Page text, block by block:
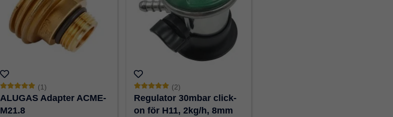
(1)
ALUGAS Adapter ACME-
M21.8
(2)
Regulator 30mbar click-
on för H11, 2kg/h, 8mm